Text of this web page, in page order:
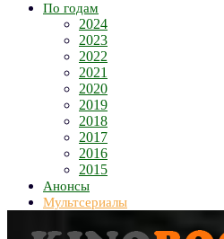
По годам
2024
2023
2022
2021
2020
2019
2018
2017
2016
2015
Анонсы
Мультсериалы